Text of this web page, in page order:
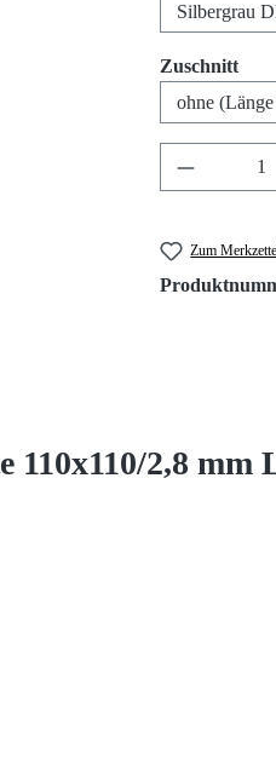
Zuschnitt
Produkt
Zum
2,8 mm